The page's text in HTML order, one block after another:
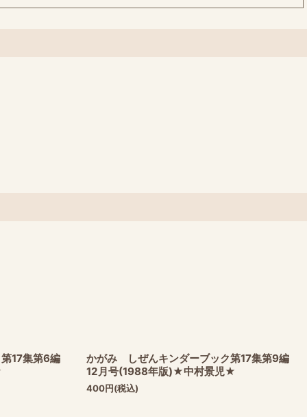
17集第6編
かがみ しぜんキンダーブック第17集第9編
12月号(1988年版)★中村景児★
400円(税込)